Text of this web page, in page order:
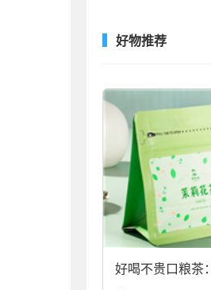
好物推荐
好喝不贵口粮茶